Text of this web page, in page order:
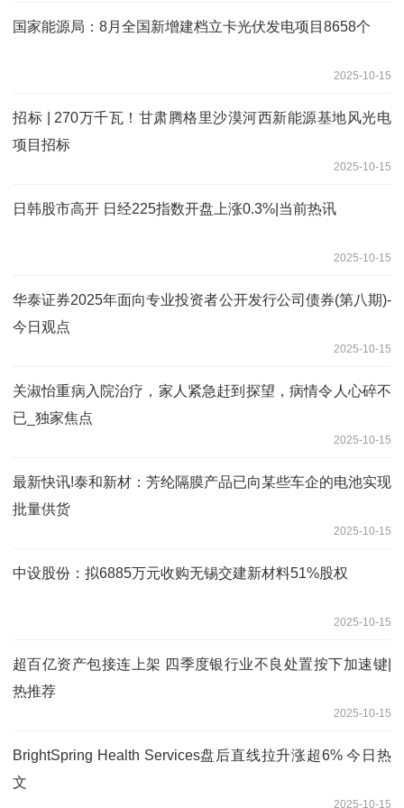
国家能源局：8月全国新增建档立卡光伏发电项目8658个
2025-10-15
招标 | 270万千瓦！甘肃腾格里沙漠河西新能源基地风光电
项目招标
2025-10-15
日韩股市高开 日经225指数开盘上涨0.3%|当前热讯
2025-10-15
华泰证券2025年面向专业投资者公开发行公司债券(第八期)-
今日观点
2025-10-15
关淑怡重病入院治疗，家人紧急赶到探望，病情令人心碎不
已_独家焦点
2025-10-15
最新快讯!泰和新材：芳纶隔膜产品已向某些车企的电池实现
批量供货
2025-10-15
中设股份：拟6885万元收购无锡交建新材料51%股权
2025-10-15
超百亿资产包接连上架 四季度银行业不良处置按下加速键|
热推荐
2025-10-15
BrightSpring Health Services盘后直线拉升涨超6% 今日热
文
2025-10-15